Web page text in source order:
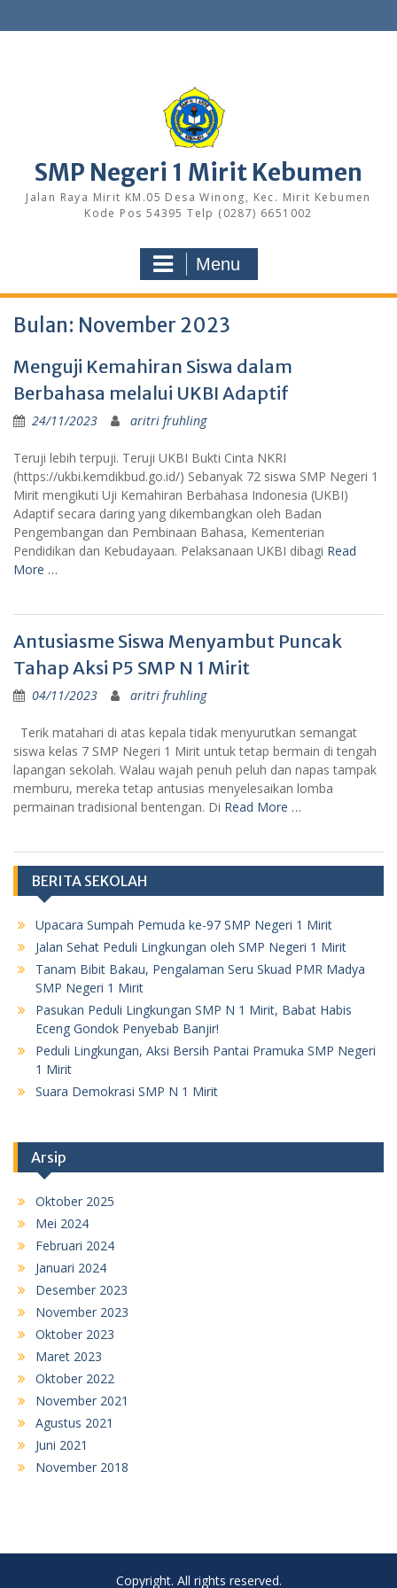
k
SMP Negeri 1 Mirit Kebumen
Jalan Raya Mirit KM.05 Desa Winong, Kec. Mirit Kebumen
Kode Pos 54395 Telp (0287) 6651002
Menu
Bulan: November 2023
Menguji Kemahiran Siswa dalam
Berbahasa melalui UKBI Adaptif
24/11/2023 aritri fruhling
Teruji lebih terpuji. Teruji UKBI Bukti Cinta NKRI
(https://ukbi.kemdikbud.go.id/) Sebanyak 72 siswa SMP Negeri 1
Mirit mengikuti Uji Kemahiran Berbahasa Indonesia (UKBI)
Adaptif secara daring yang dikembangkan oleh Badan
Pengembangan dan Pembinaan Bahasa, Kementerian
Pendidikan dan Kebudayaan. Pelaksanaan UKBI dibagi Read
More …
Antusiasme Siswa Menyambut Puncak
Tahap Aksi P5 SMP N 1 Mirit
04/11/2023 aritri fruhling
Terik matahari di atas kepala tidak menyurutkan semangat
siswa kelas 7 SMP Negeri 1 Mirit untuk tetap bermain di tengah
lapangan sekolah. Walau wajah penuh peluh dan napas tampak
memburu, mereka tetap antusias menyelesaikan lomba
permainan tradisional bentengan. Di Read More …
BERITA SEKOLAH
Upacara Sumpah Pemuda ke-97 SMP Negeri 1 Mirit
Jalan Sehat Peduli Lingkungan oleh SMP Negeri 1 Mirit
Tanam Bibit Bakau, Pengalaman Seru Skuad PMR Madya
SMP Negeri 1 Mirit
Pasukan Peduli Lingkungan SMP N 1 Mirit, Babat Habis
Eceng Gondok Penyebab Banjir!
Peduli Lingkungan, Aksi Bersih Pantai Pramuka SMP Negeri
1 Mirit
Suara Demokrasi SMP N 1 Mirit
Arsip
Oktober 2025
Mei 2024
Februari 2024
Januari 2024
Desember 2023
November 2023
Oktober 2023
Maret 2023
Oktober 2022
November 2021
Agustus 2021
Juni 2021
November 2018
Copyright. All rights reserved.